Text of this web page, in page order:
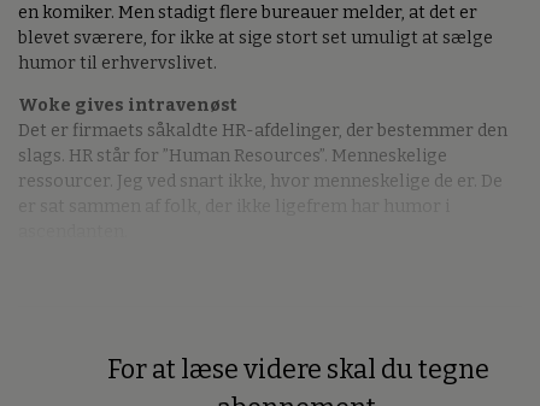
en komiker. Men stadigt flere bureauer melder, at det er
blevet sværere, for ikke at sige stort set umuligt at sælge
humor til erhvervslivet.
Woke gives intravenøst
Det er firmaets såkaldte HR-afdelinger, der bestemmer den
slags. HR står for ”Human Resources”. Menneskelige
ressourcer. Jeg ved snart ikke, hvor menneskelige de er. De
For at læse videre skal du tegne